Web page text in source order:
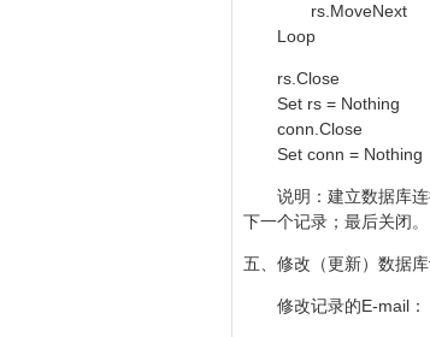
rs.MoveNext
Loop
rs.Close
Set rs = Nothing
conn.Close
Set conn = Nothing
说明：建立数据库连
下一个记录；最后关闭。
五、修改（更新）数据
修改记录的E-mail：